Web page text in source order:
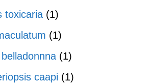
toxicaria (1)
(1)
(1)
caapi (1)